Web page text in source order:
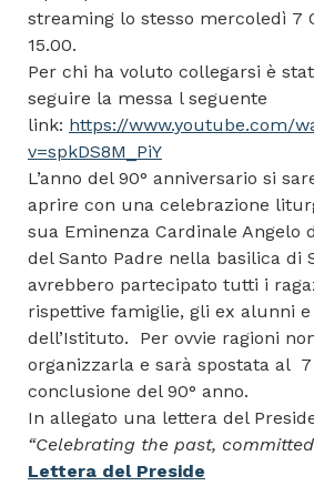
streaming lo stesso mercoledì 7
15.00.
Per chi ha voluto collegarsi è
seguire la messa l seguente
link: https://www.youtube.com/
v=spkDS8M_PiY
L’anno del 90° anniversario si
aprire con una celebrazione
sua Eminenza Cardinale Angelo
del Santo Padre nella basilica di
avrebbero partecipato tutti i
rispettive famiglie, gli ex alunni
dell’Istituto. Per ovvie ragioni
organizzarla e sarà spostata al 7
conclusione del 90° anno.
In allegato una lettera del
“Celebrating the past,
Lettera del Preside